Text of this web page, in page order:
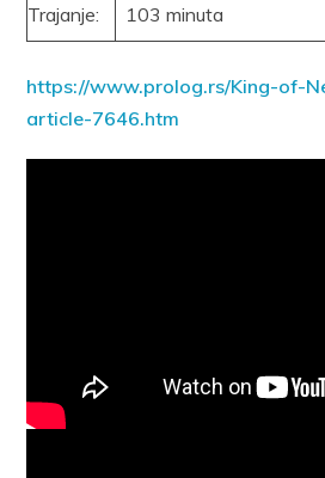
Trajanje: 103 minuta
https://www.prolog.rs/King-of-
article-7646.htm